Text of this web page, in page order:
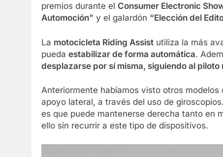
premios durante el Consumer Electronic
Automoción” y el galardón “Elección del
La motocicleta Riding Assist utiliza la más
pueda estabilizar de forma automática.
desplazarse por sí misma, siguiendo al piloto
Anteriormente habíamos visto otros
apoyo lateral, a través del uso de
es que puede mantenerse derecha tanto en
ello sin recurrir a este tipo de dispositivos.